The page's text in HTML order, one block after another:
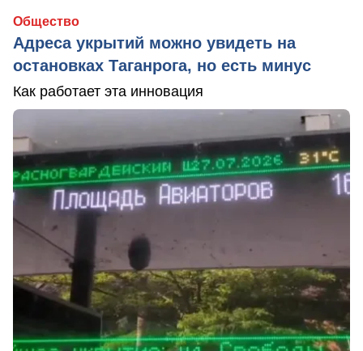
Общество
Адреса укрытий можно увидеть на
остановках Таганрога, но есть минус
Как работает эта инновация